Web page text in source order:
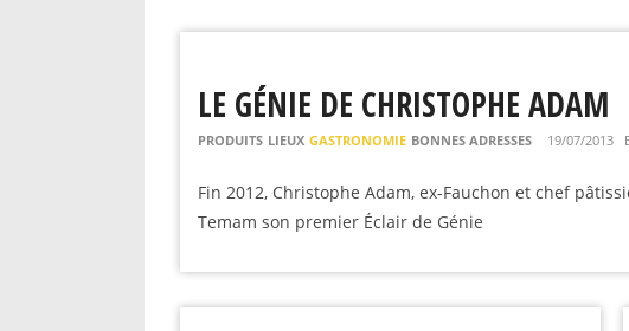
LE GÉNIE DE CHRISTOPHE ADAM
PRODUITS LIEUX GASTRONOMIE BONNES ADRESSES 19/07/2013
Fin 2012, Christophe Adam, ex-Fauchon et chef
Temam son premier Éclair de Génie